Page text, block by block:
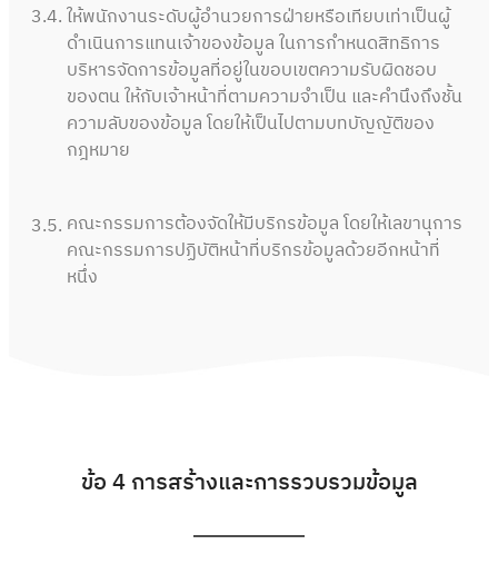
3.4.ให้พนักงานระดับผู้อำนวยการฝ่ายหรือเทียบเท่าเป็นผู้
ดำเนินการแทนเจ้าของข้อมูล ในการกำหนดสิทธิการ
บริหารจัดการข้อมูลที่อยู่ในขอบเขตความรับผิดชอบ
ของตน ให้กับเจ้าหน้าที่ตามความจำเป็น และคำนึงถึงชั้น
ความลับของข้อมูล โดยให้เป็นไปตามบทบัญญัติของ
กฎหมาย
3.5. คณะกรรมการต้องจัดให้มีบริกรข้อมูล โดยให้เลขานุการ
คณะกรรมการปฏิบัติหน้าที่บริกรข้อมูลด้วยอีกหน้าที่
หนึ่ง
ข้อ 4 การสร้างและการรวบรวมข้อมูล